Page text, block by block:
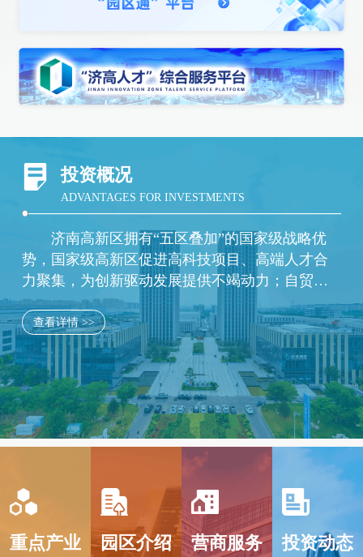
投资概况
ADVANTAGES FOR INVESTMENTS
济南高新区拥有“五区叠加”的国家级战略优
势，国家级高新区促进高科技项目、高端人才合
力聚集，为创新驱动发展提供不竭动力；自贸试
验区所带有的先行先试制度优势，助力打造一流
的制度创新环境；综合保税区提供开放创新的平
台优势，推动高新区进出口额在全市遥遥领先；
新旧动能转换起步区凭借强大的配套支持措施，
为拓宽发展空间提供强大的红利资源；科创金融
改革试验区依托双向赋能优势，科技和金融的融
合发展。
查看详情 >>
重点产业 园区介绍 营商服务 投资动态